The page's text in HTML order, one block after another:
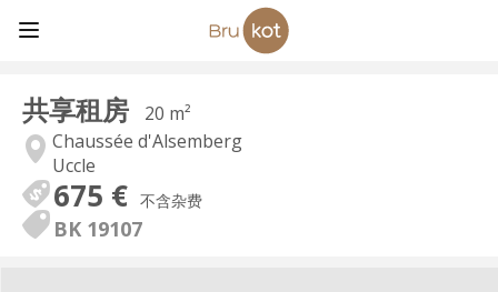
共享租房
20 m²
Chaussée d'Alsemberg
Uccle
675 € 不含杂费
BK 19107